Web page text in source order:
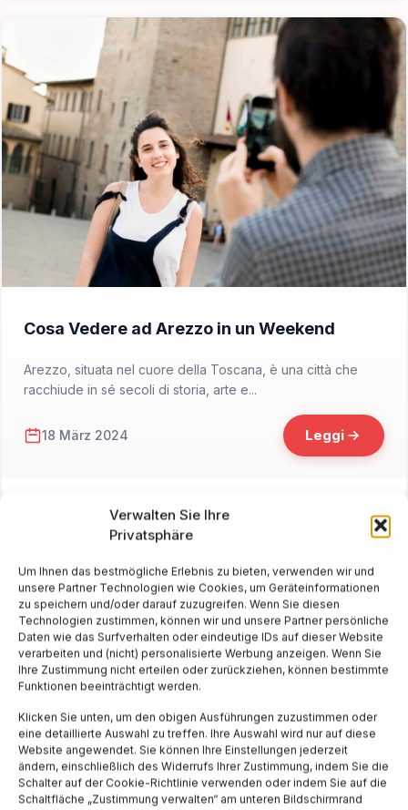
Verwalten Sie Ihre
Privatsphäre
Um Ihnen das bestmögliche Erlebnis zu bieten, verwenden wir und
unsere Partner Technologien wie Cookies, um Geräteinformationen
zu speichern und/oder darauf zuzugreifen. Wenn Sie diesen
Technologien zustimmen, können wir und unsere Partner persönliche
Daten wie das Surfverhalten oder eindeutige IDs auf dieser Website
verarbeiten und (nicht) personalisierte Werbung anzeigen. Wenn Sie
Ihre Zustimmung nicht erteilen oder zurückziehen, können bestimmte
Funktionen beeinträchtigt werden.
Klicken Sie unten, um den obigen Ausführungen zuzustimmen oder
eine detaillierte Auswahl zu treffen. Ihre Auswahl wird nur auf diese
Website angewendet. Sie können Ihre Einstellungen jederzeit
ändern, einschließlich des Widerrufs Ihrer Zustimmung, indem Sie die
Schalter auf der Cookie-Richtlinie verwenden oder indem Sie auf die
Schaltfläche „Zustimmung verwalten“ am unteren Bildschirmrand
Cosa Vedere ad Arezzo in un Weekend
Arezzo, situata nel cuore della Toscana, è una città che
racchiude in sé secoli di storia, arte e...
18 März 2024 Leggi